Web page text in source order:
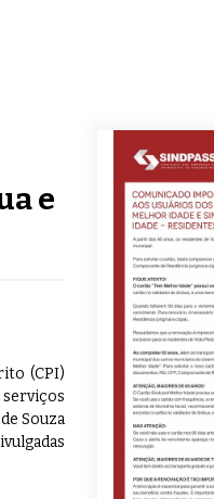
e
(CPI)
serviços
Souza